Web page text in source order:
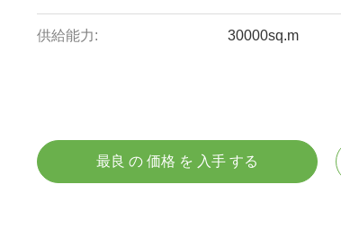
供給能力: 30000sq.m
最良 の 価格 を 入手 する